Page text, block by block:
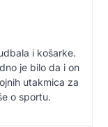
i košarke.
je bilo da i on
utakmica za
o sportu.